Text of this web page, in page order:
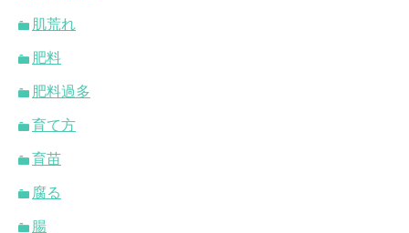
肌荒れ
肥料
肥料過多
育て方
育苗
腐る
腸